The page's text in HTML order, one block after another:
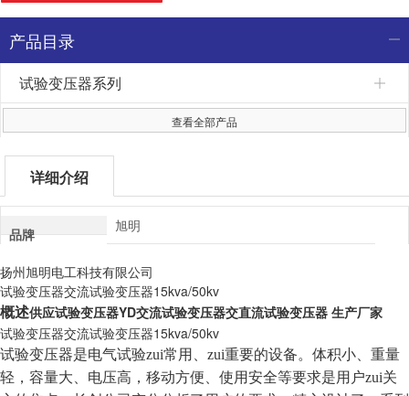
产品目录
试验变压器系列
查看全部产品
详细介绍
品牌 旭明
扬州旭明电工科技有限公司
试验变压器交流试验变压器15kva/50kv
概述供应试验变压器YD交流试验变压器交直流试验变压器 生产厂家
试验变压器交流试验变压器15kva/50kv
试验变压器是电气试验zui常用、zui重要的设备。体积小、重量
轻，容量大、电压高，移动方便、使用安全等要求是用户zui关